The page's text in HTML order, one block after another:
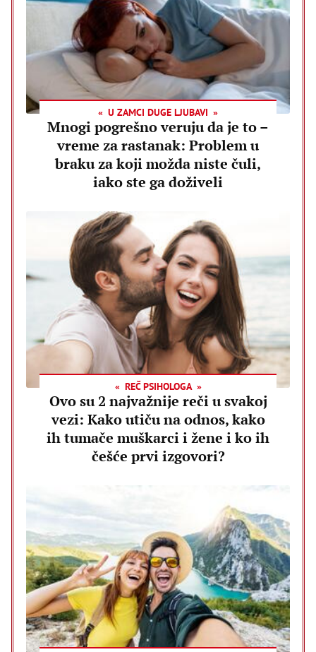
U ZAMCI DUGE LJUBAVI
Mnogi pogrešno veruju da je to –
vreme za rastanak: Problem u
braku za koji možda niste čuli,
iako ste ga doživeli
REČ PSIHOLOGA
Ovo su 2 najvažnije reči u svakoj
vezi: Kako utiču na odnos, kako
ih tumače muškarci i žene i ko ih
češće prvi izgovori?